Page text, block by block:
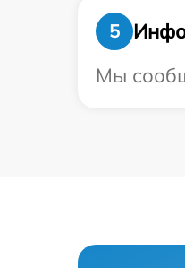
5
Мы